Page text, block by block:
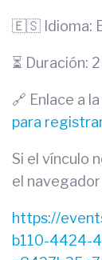
🇪🇸 Idioma:
⏳ Duración:
🔗 Enlace a
para
Si el vínculo
el
https://
b110-4424-